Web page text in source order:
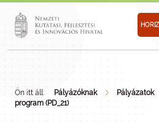
Ön itt áll: Pályázóknak Pályázatok
program (PD_21)